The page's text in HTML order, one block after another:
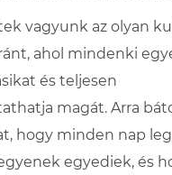
vagyunk az olyan
ahol mindenki
és teljesen
magát. Arra
hogy minden nap
egyediek, és